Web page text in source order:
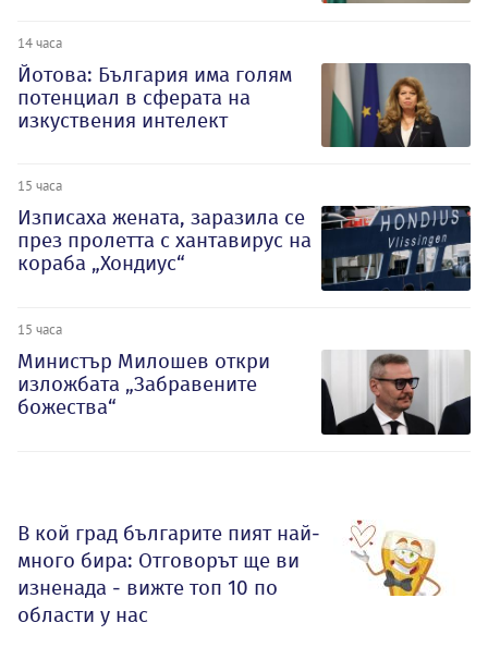
14 часа
Йотова: България има голям
потенциал в сферата на
изкуствения интелект
15 часа
Изписаха жената, заразила се
през пролетта с хантавирус на
кораба „Хондиус“
15 часа
Министър Милошев откри
изложбата „Забравените
божества“
В кой град българите пият най-
много бира: Отговорът ще ви
изненада - вижте топ 10 по
области у нас